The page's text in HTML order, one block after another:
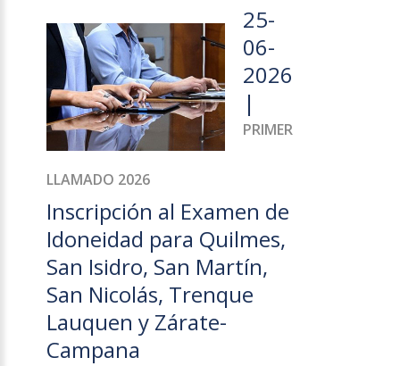
25-
06-
2026
|
PRIMER
LLAMADO 2026
Inscripción al Examen de
Idoneidad para Quilmes,
San Isidro, San Martín,
San Nicolás, Trenque
Lauquen y Zárate-
Campana